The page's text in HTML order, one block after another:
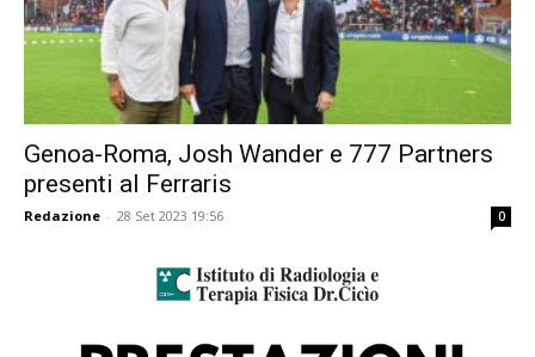
Genoa-Roma, Josh Wander e 777 Partners
presenti al Ferraris
Redazione - 28 Set 2023 19:56 0